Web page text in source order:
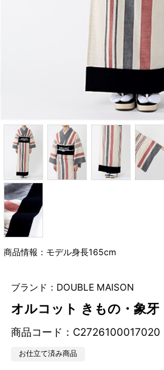
商品情報：モデル身長165cm
ブランド：DOUBLE MAISON
オルコット きもの・象牙
商品コード： C2726100017020
お仕立て済み商品